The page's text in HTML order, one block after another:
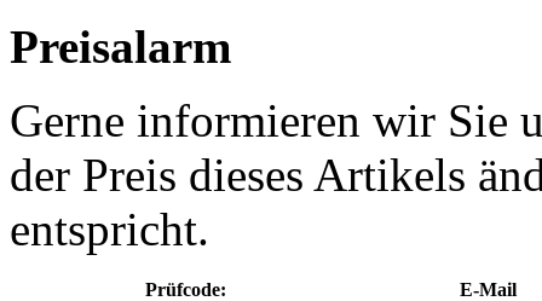
Preisalarm
Gerne informieren wir Sie
der Preis dieses Artikels
entspricht.
Prüfcode: E-Mail